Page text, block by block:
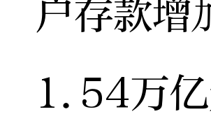
户存款
1.54万亿